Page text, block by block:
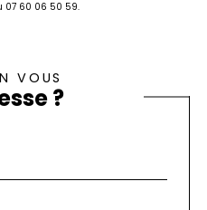
07 60 06 50 59.
VOUS
?